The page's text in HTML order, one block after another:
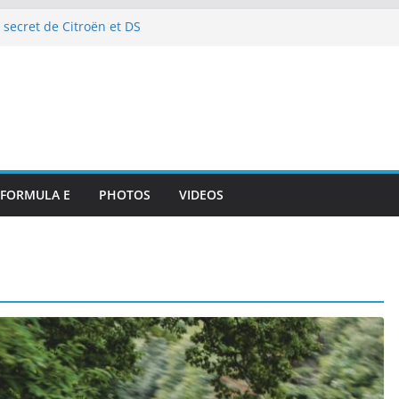
de Citroën et DS
pour DS PENSKE malgré
les projecteurs
et intégration de
à l’E-Prix de Tokyo
spectaculaires
FORMULA E PHOTOS VIDEOS